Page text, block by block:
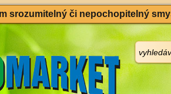
srozumitelný či nepochopitelný